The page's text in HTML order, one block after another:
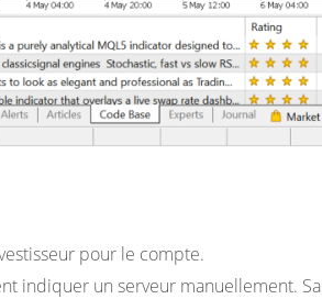
pour le compte.
indiquer un serveur manuellement.